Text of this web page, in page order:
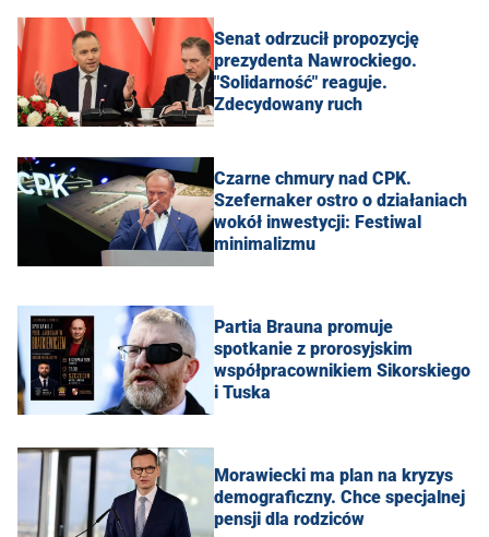
Senat odrzucił propozycję
prezydenta Nawrockiego.
"Solidarność" reaguje.
Zdecydowany ruch
Czarne chmury nad CPK.
Szefernaker ostro o działaniach
wokół inwestycji: Festiwal
minimalizmu
Partia Brauna promuje
spotkanie z prorosyjskim
współpracownikiem Sikorskiego
i Tuska
Morawiecki ma plan na kryzys
demograficzny. Chce specjalnej
pensji dla rodziców